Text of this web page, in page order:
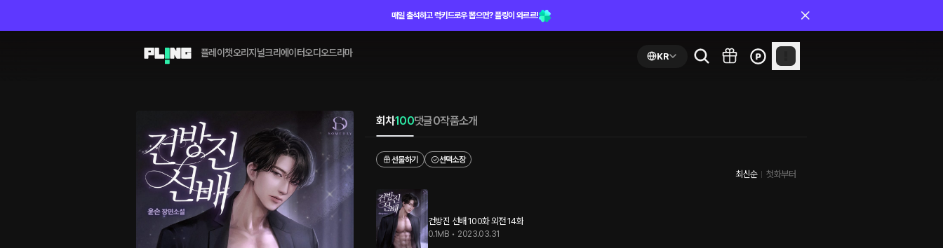
매일 출석하고 럭키드로우 뽑으면? 플링이 와르르!
플레이챗오리지널크리에이터오디오드라마 KR
회차100댓글0작품소개
선물하기 선택소장
최신순 첫화부터
건방진 선배 100화 외전 14화
0.1MB • 2023.03.31